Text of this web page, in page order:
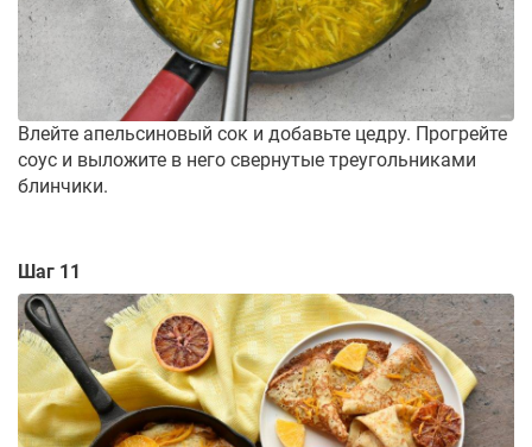
Влейте апельсиновый сок и добавьте цедру. Прогрейте
соус и выложите в него свернутые треугольниками
блинчики.
Шаг 11